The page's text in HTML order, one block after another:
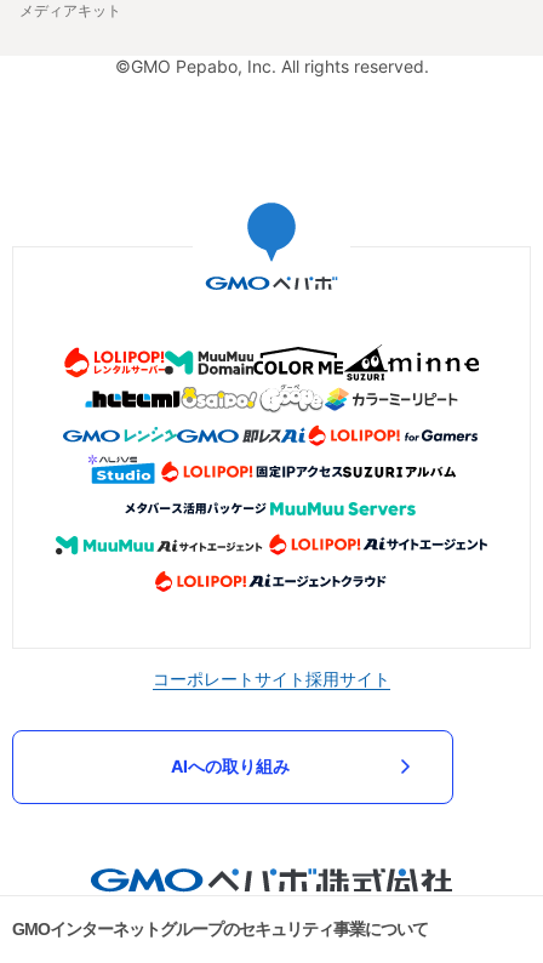
メディアキット
©GMO Pepabo, Inc. All rights reserved.
コーポレートサイト採用サイト
AIへの取り組み
GMOインターネットグループのセキュリティ事業について